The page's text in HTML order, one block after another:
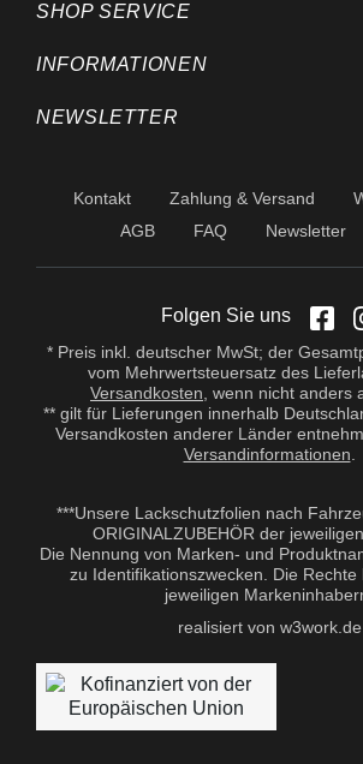
SHOP SERVICE
INFORMATIONEN
NEWSLETTER
Kontakt Zahlung & Versand
AGB
FAQ Newsletter
Folgen Sie uns
* Preis inkl. deutscher MwSt; der
vom Mehrwertsteuersatz des
Versandkosten , wenn nicht anders
** gilt für Lieferungen innerhalb
Versandkosten anderer Länder
Versandinformationen
***Unsere Lackschutzfolien nach
ORIGINALZUBEHÖR der
Die Nennung von Marken- und
zu Identifikationszwecken. Die Rechte
jeweiligen
realisiert von w3work.de